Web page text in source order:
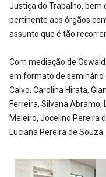
Justiça do Trabalho,
pertinente aos órgãos
assunto que é tão
Com mediação de
em formato de seminário
Calvo, Carolina Hirata,
Ferreira, Silvana Abramo,
Meleiro, Jocelino Pereira
Luciana Pereira de Souza.